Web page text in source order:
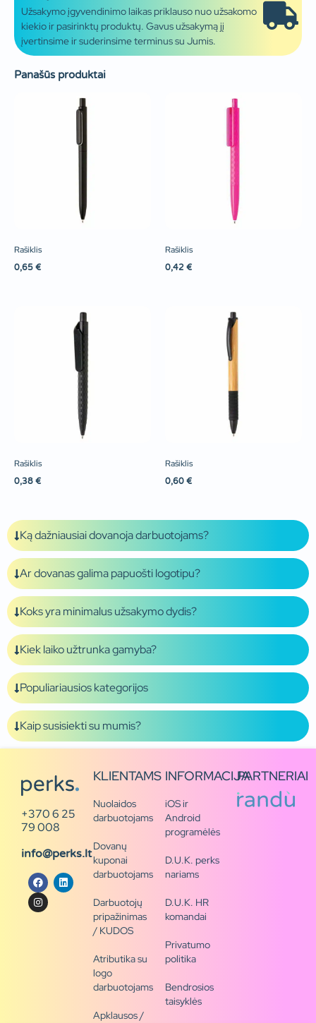
Užsakymo įgyvendinimo laikas priklauso nuo užsakomo
kiekio ir pasirinktų produktų. Gavus užsakymą jį
įvertinsime ir suderinsime terminus su Jumis.
Panašūs produktai
Rašiklis
0,65 €
Rašiklis
0,42 €
Rašiklis
0,38 €
Rašiklis
0,60 €
Ką dažniausiai dovanoja darbuotojams?
Ar dovanas galima papuošti logotipu?
Koks yra minimalus užsakymo dydis?
Kiek laiko užtrunka gamyba?
Populiariausios kategorijos
Kaip susisiekti su mumis?
+370 6 25
79 008
info@perks.lt
KLIENTAMS
Nuolaidos
darbuotojams
Dovanų
kuponai
darbuotojams
Darbuotojų
pripažinimas
/ KUDOS
Atributika su
logo
darbuotojams
Apklausos /
INFORMACIJA
iOS ir
Android
programėlės
D.U.K. perks
nariams
D.U.K. HR
komandai
Privatumo
politika
Bendrosios
taisyklės
PARTNERIAI